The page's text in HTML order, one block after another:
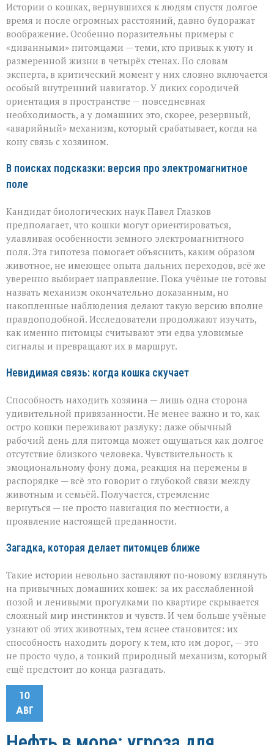
Истории о кошках, вернувшихся к людям спустя долгое
время и после огромных расстояний, давно будоражат
воображение. Особенно поразительны примеры с
«диванными» питомцами — теми, кто привык к уюту и
размеренной жизни в четырёх стенах. По словам
эксперта, в критический момент у них словно включается
особый внутренний навигатор. У диких сородичей
ориентация в пространстве — повседневная
необходимость, а у домашних это, скорее, резервный,
«аварийный» механизм, который срабатывает, когда на
кону связь с хозяином.
В поисках подсказки: версия про электромагнитное
поле
Кандидат биологических наук Павел Глазков
предполагает, что кошки могут ориентироваться,
улавливая особенности земного электромагнитного
поля. Эта гипотеза помогает объяснить, каким образом
животное, не имеющее опыта дальних переходов, всё же
уверенно выбирает направление. Пока учёные не готовы
назвать механизм окончательно доказанным, но
накопленные наблюдения делают такую версию вполне
правдоподобной. Исследователи продолжают изучать,
как именно питомцы считывают эти едва уловимые
сигналы и превращают их в маршрут.
Невидимая связь: когда кошка скучает
Способность находить хозяина — лишь одна сторона
удивительной привязанности. Не менее важно и то, как
остро кошки переживают разлуку: даже обычный
рабочий день для питомца может ощущаться как долгое
отсутствие близкого человека. Чувствительность к
эмоциональному фону дома, реакция на перемены в
распорядке — всё это говорит о глубокой связи между
животным и семьёй. Получается, стремление
вернуться — не просто навигация по местности, а
проявление настоящей преданности.
Загадка, которая делает питомцев ближе
Такие истории невольно заставляют по‑новому взглянуть
на привычных домашних кошек: за их расслабленной
позой и ленивыми прогулками по квартире скрывается
сложный мир инстинктов и чувств. И чем больше учёные
узнают об этих животных, тем яснее становится: их
способность находить дорогу к тем, кто им дорог, — это
не просто чудо, а тонкий природный механизм, который
ещё предстоит до конца разгадать.
10
АВГ